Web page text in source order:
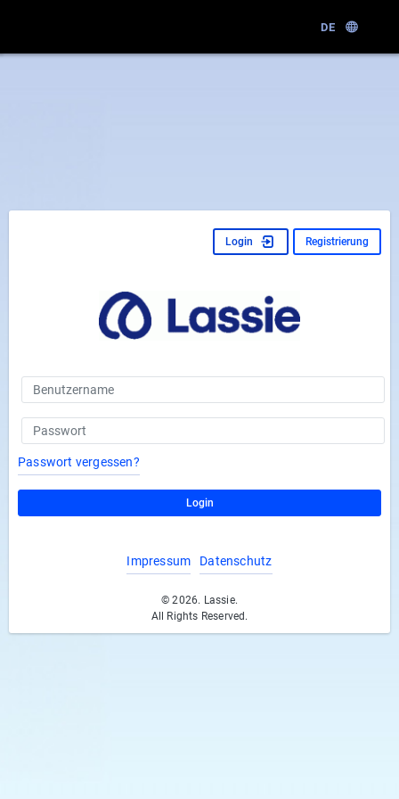
DE
Login Registrierung
Passwort vergessen?
Login
Impressum Datenschutz
© 2026. Lassie.
All Rights Reserved.